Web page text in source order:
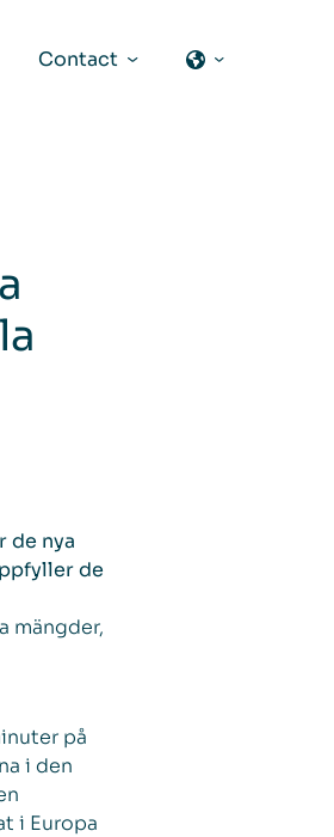
Contact
de nya
de
mängder,
på
i den
i Europa